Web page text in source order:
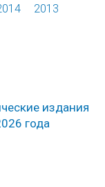
2013
издания
года